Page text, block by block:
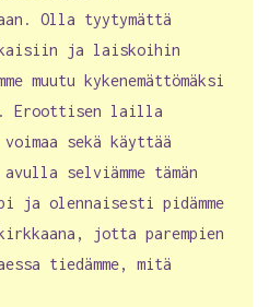
Olla tyytymättä
ja laiskoihin
muutu kykenemättömäksi
Eroottisen lailla
sekä käyttää
selviämme tämän
ja olennaisesti pidämme
jotta parempien
tiedämme, mitä